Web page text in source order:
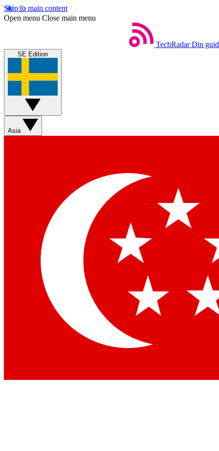
Skip to main content
Open menu Close main menu
TechRadar Din
SE Edition
Asia